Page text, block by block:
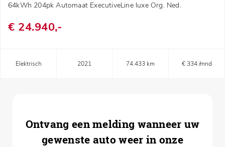
64kWh 204pk Automaat ExecutiveLine luxe Org. Ned.
€ 24.940,-
Elektrisch 2021 74.433 km € 334 /mnd
Ontvang een melding wanneer uw
gewenste auto weer in onze